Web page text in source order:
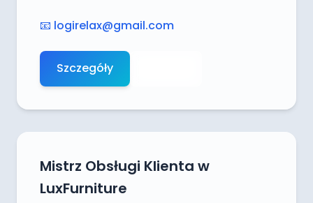
📧 logirelax@gmail.com
Szczegóły
Mistrz Obsługi Klienta w
LuxFurniture